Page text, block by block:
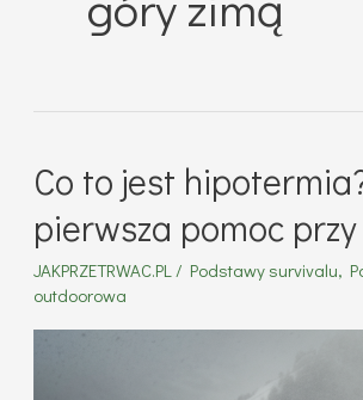
Co to jest
pierwsza pomoc
JAKPRZETRWAC.PL / Podstawy survivalu,
outdoorowa